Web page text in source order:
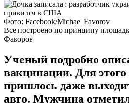
Фото: Facebook/Michael Favorov
Все построено по принципу
Фаворов
Ученый подробно
вакцинации. Для этого
пришлось даже
авто. Мужчина